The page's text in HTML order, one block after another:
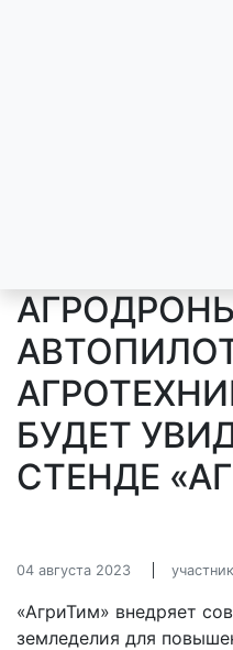
БУДЕТ
СТЕНДЕ
04 августа 2023
«АгриТим» внедряет
земледелия для